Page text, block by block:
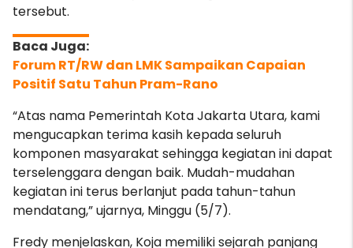
tersebut.
Forum RT/RW dan LMK Sampaikan Capaian
Positif Satu Tahun Pram-Rano
“Atas nama Pemerintah Kota Jakarta Utara, kami
mengucapkan terima kasih kepada seluruh
komponen masyarakat sehingga kegiatan ini dapat
terselenggara dengan baik. Mudah-mudahan
kegiatan ini terus berlanjut pada tahun-tahun
mendatang,” ujarnya, Minggu (5/7).
Fredy menjelaskan, Koja memiliki sejarah panjang